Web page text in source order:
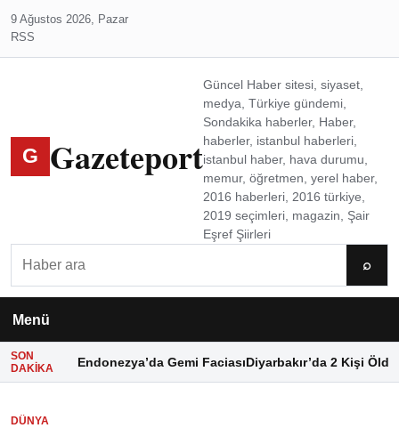
9 Ağustos 2026, Pazar
RSS
G Gazeteport
Güncel Haber sitesi, siyaset,
medya, Türkiye gündemi,
Sondakika haberler, Haber,
haberler, istanbul haberleri,
istanbul haber, hava durumu,
memur, öğretmen, yerel haber,
2016 haberleri, 2016 türkiye,
2019 seçimleri, magazin, Şair
Eşref Şiirleri
⌕
Menü
SON
DAKIKA
Endonezya’da Gemi FaciasıDiyarbakır’da 2 Kişi Öldü
DÜNYA